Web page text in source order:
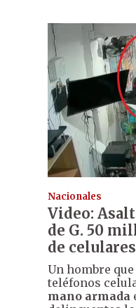
Nacionales
Video:
de G. 50
de
Un hombre
teléfonos
mano armada